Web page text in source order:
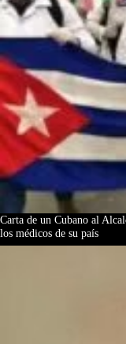
Carta de un Cubano al
los médicos de su país